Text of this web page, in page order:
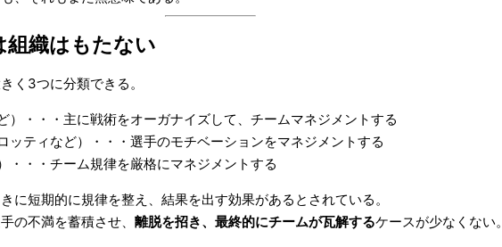
組織はもたない
く3つに分類できる。
）・・・主に戦術をオーガナイズして、チームマネジメントする
ッティなど）・・・選手のモチベーションをマネジメントする
・・・チーム規律を厳格にマネジメントする
に短期的に規律を整え、結果を出す効果があるとされている。
の不満を蓄積させ、 離脱を招き、最終的にチームが瓦解するケースが少なくない。